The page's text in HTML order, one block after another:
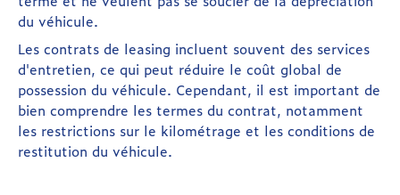
du véhicule.
Les contrats de leasing incluent souvent des services
d'entretien, ce qui peut réduire le coût global de
possession du véhicule. Cependant, il est important de
bien comprendre les termes du contrat, notamment
les restrictions sur le kilométrage et les conditions de
restitution du véhicule.